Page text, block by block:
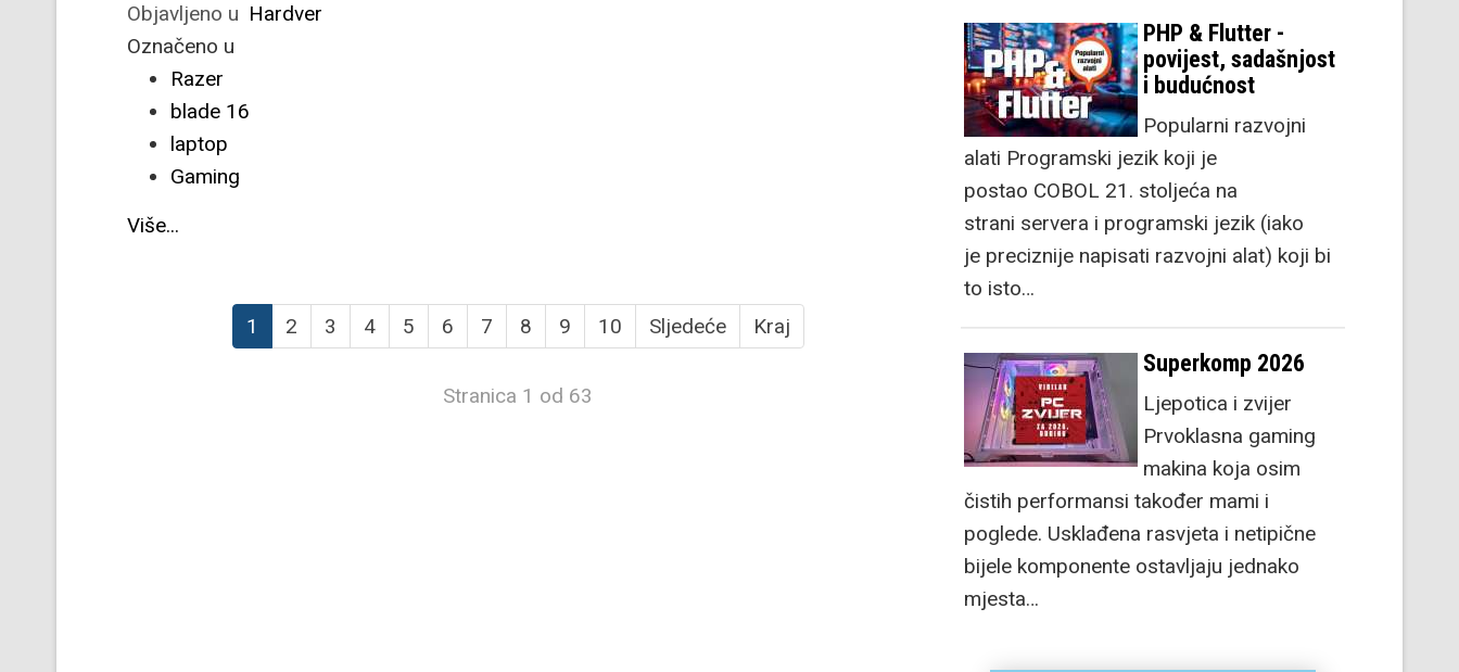
Objavljeno u Hardver
Označeno u
Razer
blade 16
laptop
Gaming
Više...
1 2 3 4 5 6 7 8 9 10 Sljedeće Kraj
Stranica 1 od 63
PHP & Flutter -
povijest, sadašnjost
i budućnost
Popularni razvojni
alati Programski jezik koji je
postao COBOL 21. stoljeća na
strani servera i programski jezik (iako
je preciznije napisati razvojni alat) koji bi
to isto…
Superkomp 2026
Ljepotica i zvijer
Prvoklasna gaming
makina koja osim
čistih performansi također mami i
poglede. Usklađena rasvjeta i netipične
bijele komponente ostavljaju jednako
mjesta…